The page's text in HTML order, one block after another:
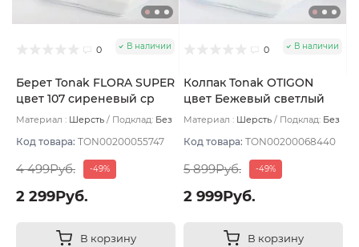
0 В наличии
Берет Tonak FLORA SUPER
цвет 107 сиреневый ср
Материал : Шерсть Подклад: Без
Код товара: TON00200055747
4 499Руб. -49%
2 299Руб.
В корзину
0 В наличии
Колпак Tonak OTIGON
цвет Бежевый светлый
Материал : Шерсть Подклад: Без
Код товара: TON00200068440
5 899Руб. -49%
2 999Руб.
В корзину